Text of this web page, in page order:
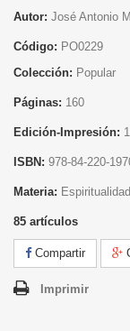
Autor: José Antonio
Código: PO0229
Colección: Popular
Páginas: 160
Edición-Impresión: 1
ISBN: 978-84-220-
Materia: Espiritualidad
85 artículos
Compartir
Imprimir